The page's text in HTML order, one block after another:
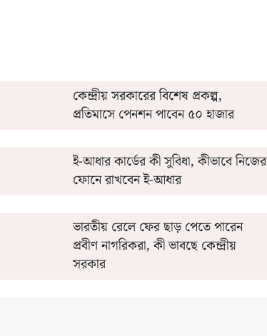
কেন্দ্রীয় সরকারের বিশেষ প্রকল্প,
প্রতিমাসে পেনশন পাবেন ৫০ হাজার
ই-আধার কার্ডের কী সুবিধা, কীভাবে নিজের
ফোনে রাখবেন ই-আধার
ভারতীয় রেলে ফের ছাড় পেতে পারেন
প্রবীণ নাগরিকরা, কী ভাবছে কেন্দ্রীয়
সরকার